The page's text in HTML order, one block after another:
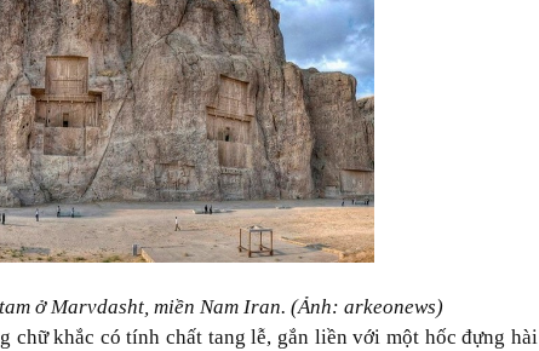
ở Marvdasht, miền Nam Iran. (Ảnh: arkeonews)
chữ khắc có tính chất tang lễ, gắn liền với một hốc đựng hài